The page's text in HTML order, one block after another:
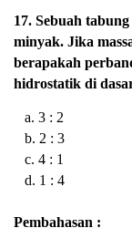
17. Sebuah
minyak. Jika
berapakah
hidrostatik di
a. 3 : 2
b. 2 : 3
c. 4 : 1
d. 1 : 4
Pembahasan :